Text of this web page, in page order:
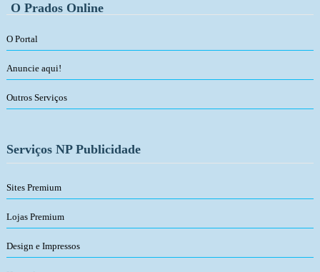
O Prados Online
O Portal
Anuncie aqui!
Outros Serviços
Serviços NP Publicidade
Sites Premium
Lojas Premium
Design e Impressos